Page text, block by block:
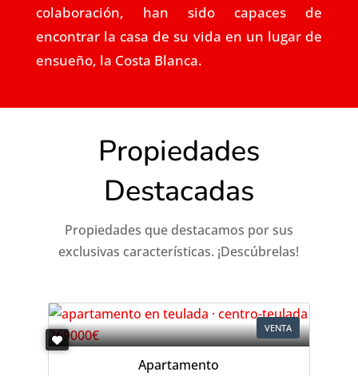
colaboración, han sido capaces de
encontrar la casa de su vida en un lugar de
ensueño, la Costa Blanca.
Propiedades
Destacadas
Propiedades que destacamos por sus
exclusivas características. ¡Descúbrelas!
VENTA
Apartamento